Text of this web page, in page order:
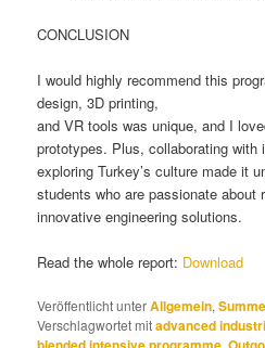
CONCLUSION
I would highly recommend this
design, 3D printing,
and VR tools was unique, and I
prototypes. Plus, collaborating with
exploring Turkey’s culture made it
students who are passionate about
innovative engineering solutions.
Read the whole report: Download
Veröffentlicht unterAllgemein,
Verschlagwortet mitadvanced
,